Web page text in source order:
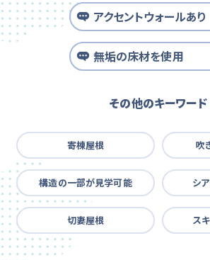
アクセントウォールあり
無垢の床材を使用
その他のキーワード
寄棟屋根 吹
構造の一部が見学可能 シ
切妻屋根 ス